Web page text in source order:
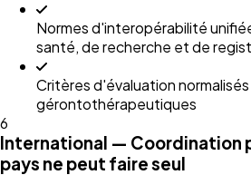
Normes d'interopérabilité
santé, de recherche et de
Critères d'évaluation normalisés
gérontothérapeutiques
6
International — Coordination
pays ne peut faire seul